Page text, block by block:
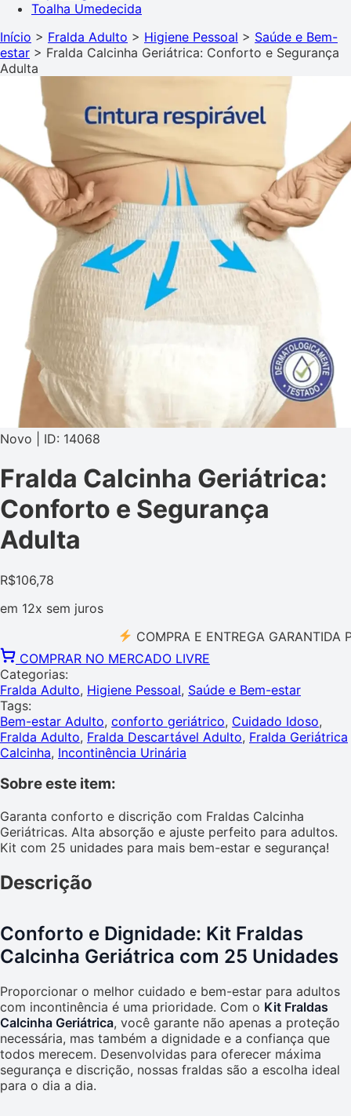
Toalha Umedecida
Início > Fralda Adulto > Higiene Pessoal > Saúde e Bem-
estar > Fralda Calcinha Geriátrica: Conforto e Segurança
Adulta
Novo | ID: 14068
Fralda Calcinha Geriátrica:
Conforto e Segurança
Adulta
R$106,78
em 12x sem juros
COMPRA E ENTREGA GARANTIDA PELO
COMPRAR NO MERCADO LIVRE
Categorias:
Fralda Adulto, Higiene Pessoal, Saúde e Bem-estar
Tags:
Bem-estar Adulto, conforto geriátrico, Cuidado Idoso,
Fralda Adulto, Fralda Descartável Adulto, Fralda Geriátrica
Calcinha, Incontinência Urinária
Sobre este item:
Garanta conforto e discrição com Fraldas Calcinha
Geriátricas. Alta absorção e ajuste perfeito para adultos.
Kit com 25 unidades para mais bem-estar e segurança!
Descrição
Conforto e Dignidade: Kit Fraldas
Calcinha Geriátrica com 25 Unidades
Proporcionar o melhor cuidado e bem-estar para adultos
com incontinência é uma prioridade. Com o Kit Fraldas
Calcinha Geriátrica, você garante não apenas a proteção
necessária, mas também a dignidade e a confiança que
todos merecem. Desenvolvidas para oferecer máxima
segurança e discrição, nossas fraldas são a escolha ideal
para o dia a dia.